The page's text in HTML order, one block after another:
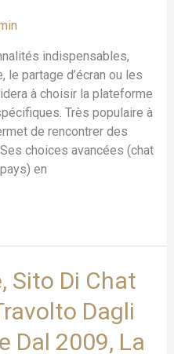
indispensables,
partage d’écran ou les
à choisir la plateforme
Très populaire à
de rencontrer des
choices avancées (chat
en
Sito Di Chat
Dagli
Dal 2009, La